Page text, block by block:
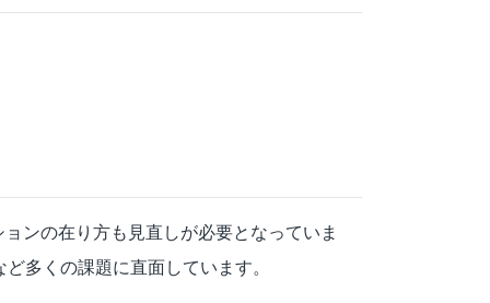
ンの在り方も見直しが必要となっていま
多くの課題に直面しています。